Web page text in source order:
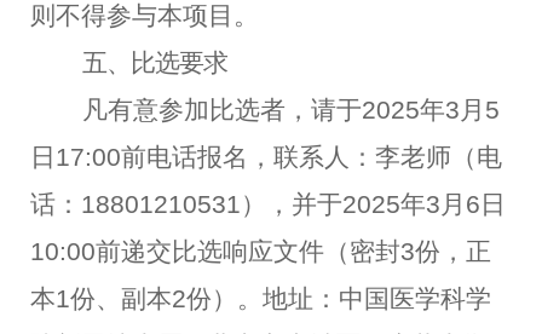
则不得参与本项目。
五、比选要求
凡有意参加比选者，请于2025年3月5
日17:00前电话报名，联系人：李老师（电
话：18801210531），并于2025年3月6日
10:00前递交比选响应文件（密封3份，正
本1份、副本2份）。地址：中国医学科学